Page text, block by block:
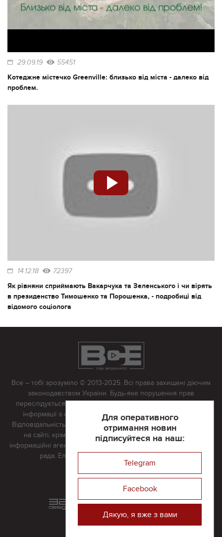
29.09.19 55451
Котеджне містечко Greenville: близько від міста - далеко від
проблем.
14.12.18 72397
Як рівняни сприймають Вакарчука та Зеленського і чи вірять
в президенство Тимошенко та Порошенка, - подробиці від
відомого соціолога
Для оперативного
отримання новин
підписуйтеся на наш:
Telegram
Facebook
Дякую, я вже з вами
Все – тобі зрозуміло © 2013-2025. Всі права захищені діючим
законодавством України. Будь-яке порушення прав
переслідується в судовому порядку. Будь-яке відтворення
інформації з сайту тільки з письмово дозволу редакції.
Відповідальність за достовірність усіх матеріалів, розміщених
на сайті, крім матеріалів, які містять посилання на інші
інформаційні агентства або інтернет-видання, несе редакційна
рада. Електронна пошта:
Реклама на сайті
Розроблений та підтримується